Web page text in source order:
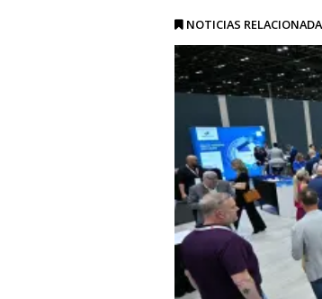
NOTICIAS